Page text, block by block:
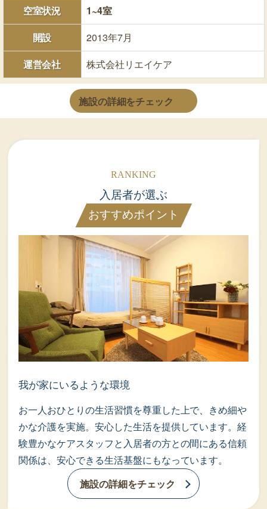
空室状況
1~4室
開設
2013年7月
運営会社
株式会社リエイケア
施設の詳細をチェック
入居者が選ぶ
おすすめポイント
我が家にいるような環境
お一人おひとりの生活習慣を尊重した上で、きめ細や
かな介護を実施。安心した生活を提供しています。経
験豊かなケアスタッフと入居者の方との間にある信頼
関係は、安心できる生活基盤にもなっています。
施設の詳細をチェック